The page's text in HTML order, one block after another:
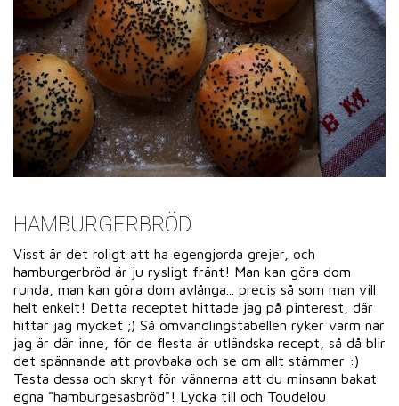
HAMBURGERBRÖD
Visst är det roligt att ha egengjorda grejer, och
hamburgerbröd är ju rysligt fränt! Man kan göra dom
runda, man kan göra dom avlånga... precis så som man vill
helt enkelt! Detta receptet hittade jag på pinterest, där
hittar jag mycket ;) Så omvandlingstabellen ryker varm när
jag är där inne, för de flesta är utländska recept, så då blir
det spännande att provbaka och se om allt stämmer :)
Testa dessa och skryt för vännerna att du minsann bakat
egna "hamburgesasbröd"! Lycka till och Toudelou